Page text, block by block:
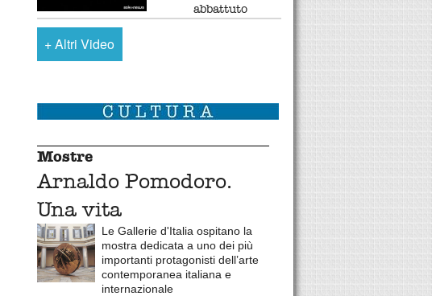
abbattuto
+Altri Video
Mostre
Arnaldo Pomodoro.
Una vita
Le Gallerie d'Italia ospitano la
mostra dedicata a uno dei più
importanti protagonisti dell’arte
contemporanea italiana e
internazionale